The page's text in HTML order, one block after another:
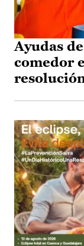
Ayudas
comedor